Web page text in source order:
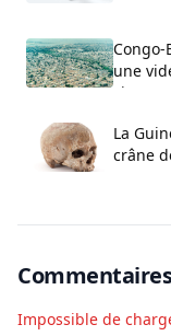
Congo-
une
visa
La
crâne
Commentaires
Impossible de